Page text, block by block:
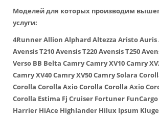
Моделей для которых производим
услуги:
4RunnerAllion AlphardAltezza AristoAuris
Avensis T210Avensis T220Avensis T250
Verso BB Belta CamryCamry XV10Camry
Camry XV40Camry XV50Camry Solara
Corolla Corolla AxioCorolla Corolla Axio
Corolla Estima Fj Cruiser Fortuner FunCargo
Harrier HiAce Highlander Hilux Ipsum